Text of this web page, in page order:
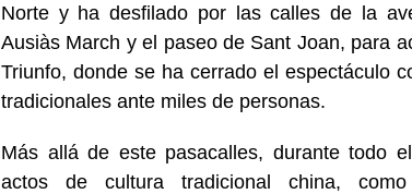
Norte y ha desfilado por las calles de la
Ausiàs March y el paseo de Sant Joan, para
Triunfo, donde se ha cerrado el espectáculo
tradicionales ante miles de personas.
Más allá de este pasacalles, durante todo
actos de cultura tradicional china,